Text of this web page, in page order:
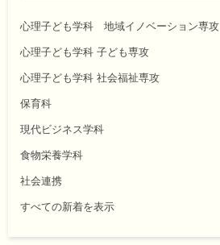
心理子ども学科 地域イノベーション専攻
心理子ども学科 子ども専攻
心理子ども学科 社会福祉専攻
保育科
現代ビジネス学科
食物栄養学科
社会連携
すべての新着を表示